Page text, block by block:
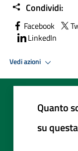
Condividi:
Facebook
LinkedIn
Vedi azioni
Quanto
su